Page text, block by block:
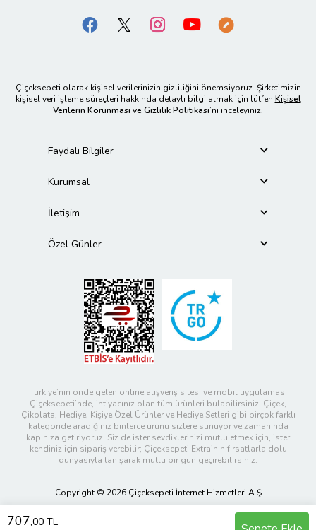
707,00 TL
Çiçeksepeti olarak kişisel verilerinizin gizliliğini önemsiyoruz. Şirketimizin
kişisel veri işleme süreçleri hakkında detaylı bilgi almak için lütfen Kişisel
Verilerin Korunması ve Gizlilik Politikası’nı inceleyiniz.
Faydalı Bilgiler
Kurumsal
İletişim
Özel Günler
Türkiye’nin önde gelen online alışveriş sitesi ve mobil uygulaması
Çiçeksepeti’nde, ihtiyacınız olan tüm ürünleri bulabilirsiniz. Çiçek,
Çikolata, Hediye, Kişiye Özel Ürünler ve Hediye Setleri gibi birçok farklı
kategoride aradığınız binlerce ürünü sizlere sunuyor ve zamanında
kapınıza getiriyoruz! Siz de ister sevdiklerinizi mutlu etmek için, ister
kendiniz için sipariş verebilir; Çiçeksepeti Extra’nın fırsatlarla dolu
dünyasıyla tanışarak mutlu bir gün geçirebilirsiniz.
Copyright © 2026 Çiçeksepeti İnternet Hizmetleri A.Ş